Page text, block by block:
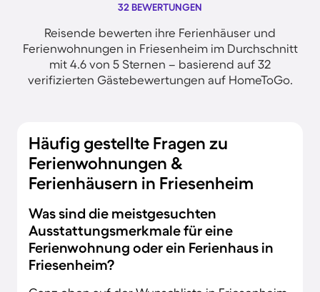
32 BEWERTUNGEN
Reisende bewerten ihre Ferienhäuser und
Ferienwohnungen in Friesenheim im Durchschnitt
mit 4.6 von 5 Sternen – basierend auf 32
verifizierten Gästebewertungen auf HomeToGo.
Häufig gestellte Fragen zu
Ferienwohnungen &
Ferienhäusern in Friesenheim
Was sind die meistgesuchten
Ausstattungsmerkmale für eine
Ferienwohnung oder ein Ferienhaus in
Friesenheim?